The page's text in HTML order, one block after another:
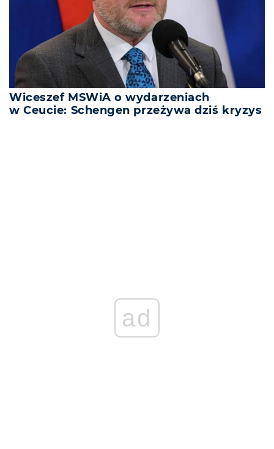
Wiceszef MSWiA o wydarzeniach
w Ceucie: Schengen przeżywa dziś kryzys